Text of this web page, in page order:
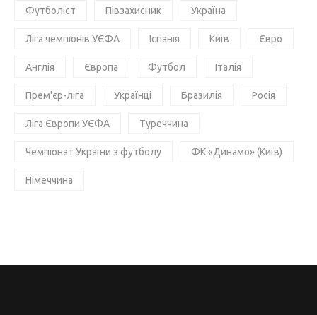
Футболіст Півзахисник Україна
Ліга чемпіонів УЄФА Іспанія Київ Євро
Англія Європа Футбол Італія
Прем'єр-ліга Українці Бразилія Росія
Ліга Європи УЄФА Туреччина
Чемпіонат України з футболу ФК «Динамо» (Київ)
Німеччина